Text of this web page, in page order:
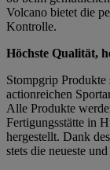
Volcano bietet die
Kontrolle.
Höchste Qualität,
Stompgrip
actionreichen
Alle Produkte
Fertigungsstätte in
hergestellt. Dank
stets die neueste